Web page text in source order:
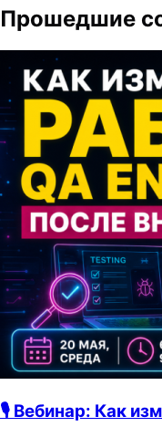
Прошедшие
🎙 Вебинар: Как